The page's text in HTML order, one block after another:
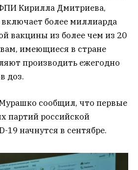
Кирилла Дмитриева,
более миллиарда
вакцины из более чем из 20
имеющиеся в стране
производить ежегодно
доз.
сообщил, что первые
партий российской
19 начнутся в сентябре.